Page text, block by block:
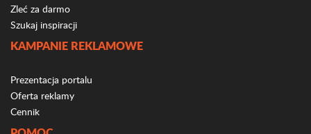
Zleć za darmo
Szukaj inspiracji
KAMPANIE REKLAMOWE
Prezentacja portalu
Oferta reklamy
Cennik